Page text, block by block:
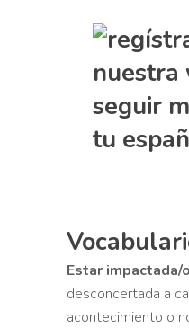
Estar impactada/
desconcertada a
acontecimiento o